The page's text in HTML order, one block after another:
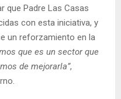
que Padre Las Casas
con esta iniciativa, y
un reforzamiento en la
que es un sector que
de mejorarla”,